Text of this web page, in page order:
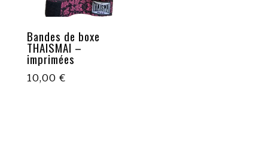
Bandes de boxe
THAISMAI –
imprimées
10,00 €